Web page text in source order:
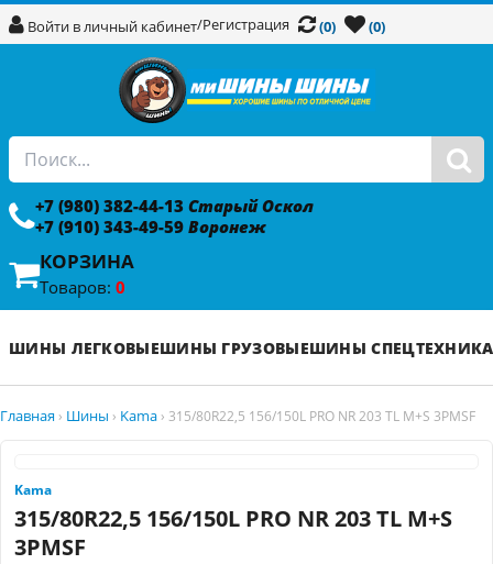
Войти в личный кабинет/Регистрация (0) (0)
+7 (980) 382-44-13 Старый Оскол
+7 (910) 343-49-59 Воронеж
КОРЗИНА
Товаров: 0
ШИНЫ ЛЕГКОВЫЕШИНЫ ГРУЗОВЫЕШИНЫ СПЕЦТЕХНИКА
Главная › Шины › Kama › 315/80R22,5 156/150L PRO NR 203 TL M+S 3PMSF
Kama
315/80R22,5 156/150L PRO NR 203 TL M+S
3PMSF